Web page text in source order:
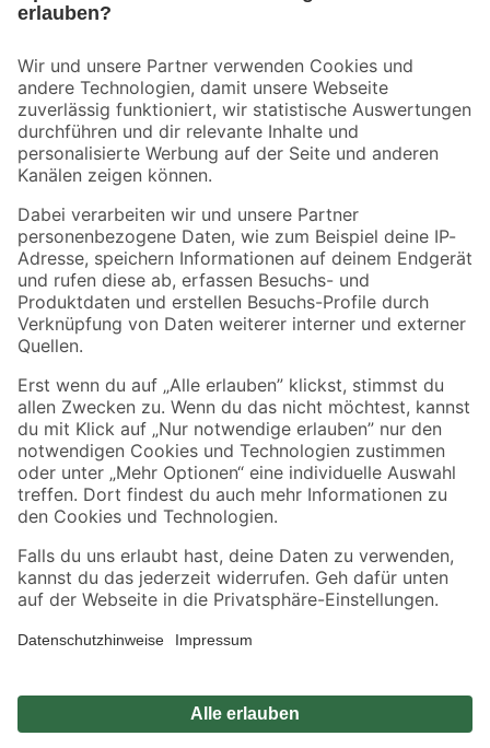
Der toom Newsletter: Keine Angebote und Aktionen mehr verpassen!
Zur Newsletter Anmeldung
Folge uns
Zahlungsarten Versandarten
Sicher einkaufen
Jetzt die toom-App herunterladen
Alle Preisangaben in EUR inkl. gesetzl. MwSt.. Die dargestellten Angebote sind unter
Umständen nicht in allen Märkten verfügbar. Die angegebenen Verfügbarkeiten beziehen
Produkte nur solange der Vorrat reicht.
*Paketversand ab 59 € versandkostenfrei, gilt nicht für Artikel mit Speditionsversand, hier
Privatsphäre Impressum
Nutzungsbedingungen
Widerrufsrecht Vertrag widerrufen